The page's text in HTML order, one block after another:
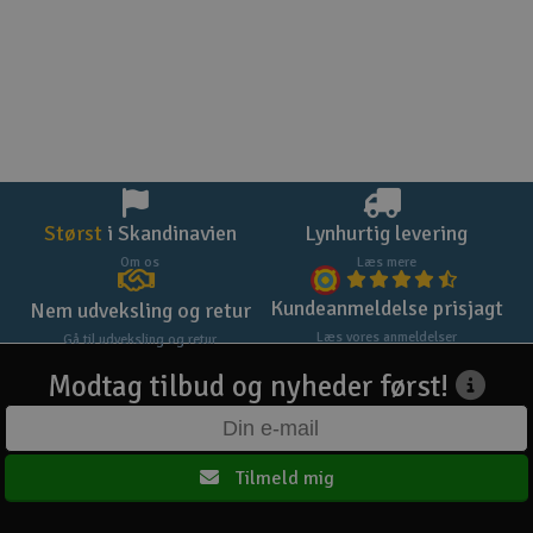
Størst i Skandinavien
Om os
Lynhurtig levering
Læs mere
Nem udveksling og retur
Gå til udveksling og retur
Kundeanmeldelse prisjagt
Læs vores anmeldelser
Modtag tilbud og nyheder først!
Tilmeld mig